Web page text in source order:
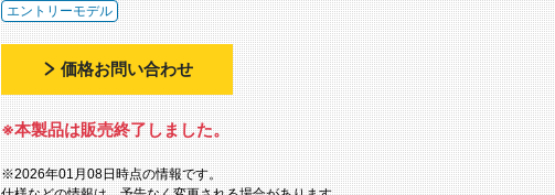
エントリーモデル
価格お問い合わせ
※本製品は販売終了しました。
※2026年01月08日時点の情報です。